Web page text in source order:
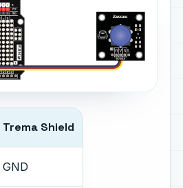
Trema Shield
GND